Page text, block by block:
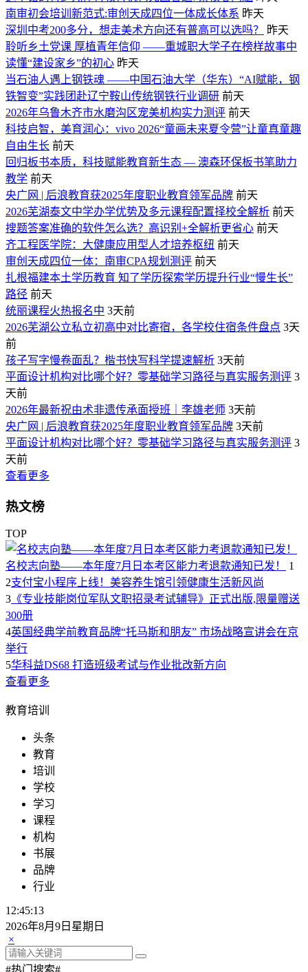
南审初会培训新范式:审创天成四位一体成长体系 昨天
深圳中考200多分，想走美术方向还有普高可以选吗？
昨天
聆听乡土党课 厚植青年信仰 ——重城职大学子在榜样故事中
读懂“建设家乡”的初心 昨天
当石油人遇上钢铁魂 ——中国石油大学（华东）“AI赋能，钢
铁智变”实践团赴辽宁鞍山传统钢铁行业调研 前天
2026年乌鲁木齐市水磨沟区宠美机构实力测评 前天
科技启智，美育润心：vivo 2026“童画未来夏令营”让童真童趣
自由生长 前天
回归板书本质，科技赋能教育新生态 — 澳森环保板书笔助力
教学 前天
央广网 | 后浪教育获2025年度职业教育领军品牌 前天
2026芜湖泰文中学办学优势及多元课程配置择校全解析 前天
搜题答案准确的软件怎么选？高识别+全解析更省心 前天
齐工程医学院：大健康应用型人才培养枢纽 前天
审创天成四位一体：南审CPA规划测评 前天
扎根福建本土学历教育 知了学历探索学历提升行业“慢生长”
路径 前天
统丽课程火热报名中 3天前
2026芜湖公立私立初高中对比寄宿，各学校住宿条件盘点 3天
前
孩子写字慢卷面乱？楷书快写科学提速解析 3天前
平面设计机构对比哪个好？零基础学习路径与真实服务测评 3
天前
2026年最新祝由术非遗传承面授班｜李雄老师 3天前
央广网 | 后浪教育获2025年度职业教育领军品牌 3天前
平面设计机构对比哪个好？零基础学习路径与真实服务测评 3
天前
查看更多
热文榜
TOP
名校志向塾——本年度7月日本考区能力考退款通知已发！
1
2支付宝小程序上线！美容养生馆引领健康生活新风尚
3 《专业技能岗位军队文职招录考试辅导》正式出版,限量赠送
300册
4英国经典学前教育品牌“托马斯和朋友” 市场战略宣讲会在京
举行
5华科益DS68 打造班级考试与作业批改新方向
查看更多
教育培训
头条
教育
培训
学校
学习
课程
机构
书展
品牌
行业
12:45:14
2026年8月9日星期日
×
#热门搜索#